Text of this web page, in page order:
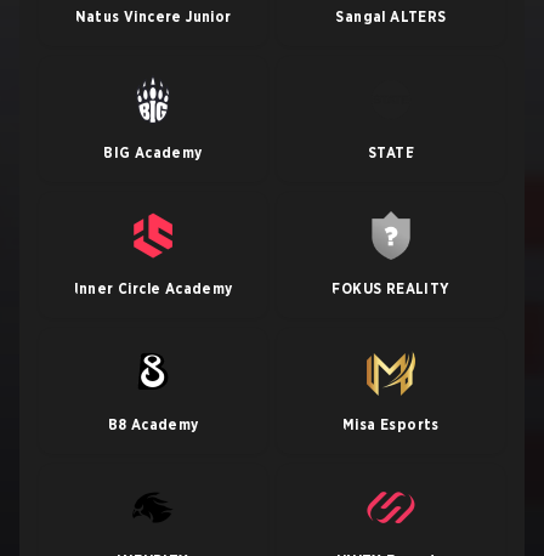
Natus Vincere Junior Sangal ALTERS
BIG Academy STATE
Inner Circle Academy FOKUS REALITY
B8 Academy Misa Esports